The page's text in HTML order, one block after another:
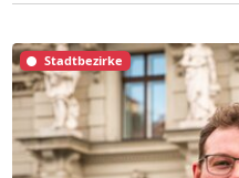
Stadtbezirke